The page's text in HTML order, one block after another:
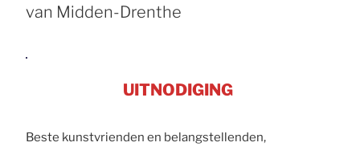
van Midden-Drenthe
UITNODIGING
Beste kunstvrienden en belangstellenden,